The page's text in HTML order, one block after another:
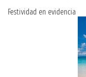
Festividad en evidencia